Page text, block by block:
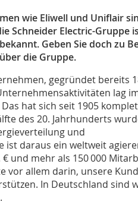
wie Eliwell und Uniflair
Schneider Electric-Gruppe
Geben Sie doch zu
die Gruppe.
gegründet bereits
lag
hat sich seit 1905
des 20. Jahrhunderts
und
ist daraus ein weltweit
und mehr als 150 000
vor allem darin, unsere
In Deutschland sind